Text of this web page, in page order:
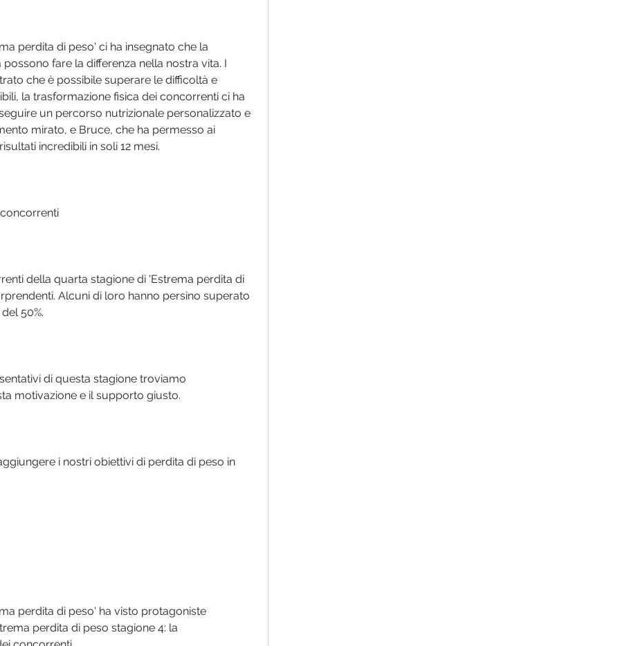
perdita di peso' ci ha insegnato che la
fare la differenza nella nostra vita. I
che è possibile superare le difficoltà e
la trasformazione fisica dei concorrenti ci ha
un percorso nutrizionale personalizzato e
mirato, e Bruce, che ha permesso ai
incredibili in soli 12 mesi.
della quarta stagione di 'Estrema perdita di
Alcuni di loro hanno persino superato
50%.
di questa stagione troviamo
motivazione e il supporto giusto.
i nostri obiettivi di perdita di peso in
perdita di peso' ha visto protagoniste
perdita di peso stagione 4: la